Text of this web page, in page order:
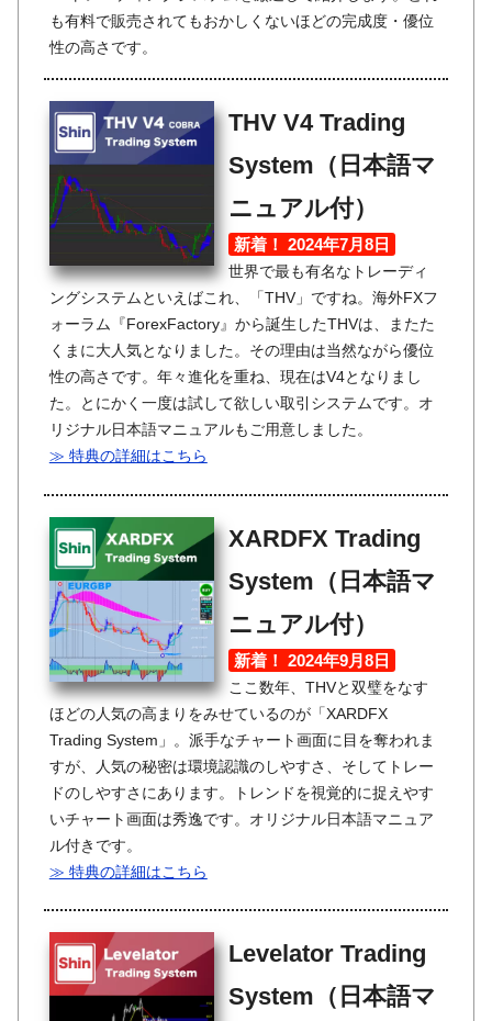
も有料で販売されてもおかしくないほどの完成度・優位
性の高さです。
THV V4 Trading
System（日本語マ
ニュアル付）
新着！ 2024年7月8日
世界で最も有名なトレーディ
ングシステムといえばこれ、「THV」ですね。海外FXフ
ォーラム『ForexFactory』から誕生したTHVは、またた
くまに大人気となりました。その理由は当然ながら優位
性の高さです。年々進化を重ね、現在はV4となりまし
た。とにかく一度は試して欲しい取引システムです。オ
リジナル日本語マニュアルもご用意しました。
≫ 特典の詳細はこちら
XARDFX Trading
System（日本語マ
ニュアル付）
新着！ 2024年9月8日
ここ数年、THVと双璧をなす
ほどの人気の高まりをみせているのが「XARDFX
Trading System」。派手なチャート画面に目を奪われま
すが、人気の秘密は環境認識のしやすさ、そしてトレー
ドのしやすさにあります。トレンドを視覚的に捉えやす
いチャート画面は秀逸です。オリジナル日本語マニュア
ル付きです。
≫ 特典の詳細はこちら
Levelator Trading
System（日本語マ